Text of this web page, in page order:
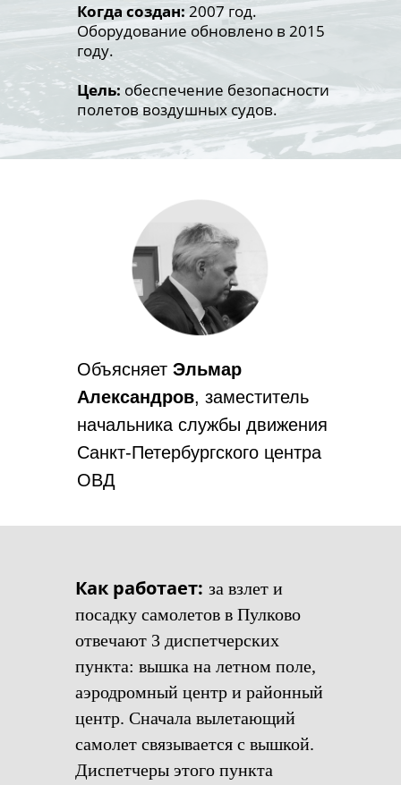
Когда создан: 2007 год.
Оборудование обновлено в 2015
году.
Цель: обеспечение безопасности
полетов воздушных судов.
Объясняет Эльмар
Александров, заместитель
начальника службы движения
Санкт-Петербургского центра
ОВД
Как работает: за взлет и
посадку самолетов в Пулково
отвечают 3 диспетчерских
пункта: вышка на летном поле,
аэродромный центр и районный
центр. Сначала вылетающий
самолет связывается с вышкой.
Диспетчеры этого пункта